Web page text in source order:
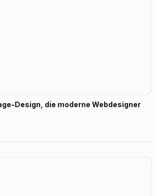
Design, die moderne Webdesigner